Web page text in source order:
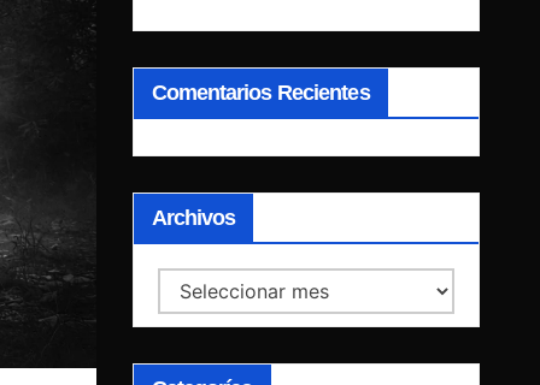
Comentarios Recientes
Archivos
Archivos